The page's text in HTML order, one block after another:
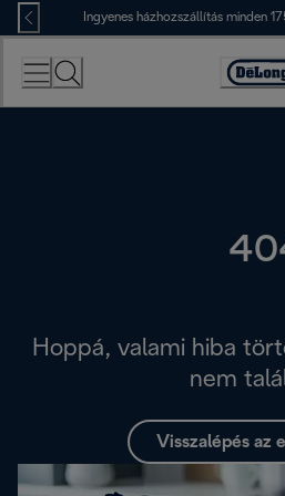
Skip
to
Content
Ingyenes házhozszállítás minden
Hoppá, valami hiba
nem
Visszalépés az